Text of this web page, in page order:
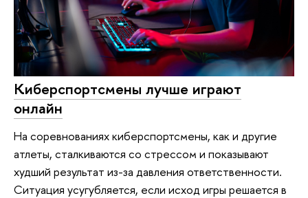
Киберспортсмены лучше играют
онлайн
На соревнованиях киберспортсмены, как и другие
атлеты, сталкиваются со стрессом и показывают
худший результат из-за давления ответственности.
Ситуация усугубляется, если исход игры решается в